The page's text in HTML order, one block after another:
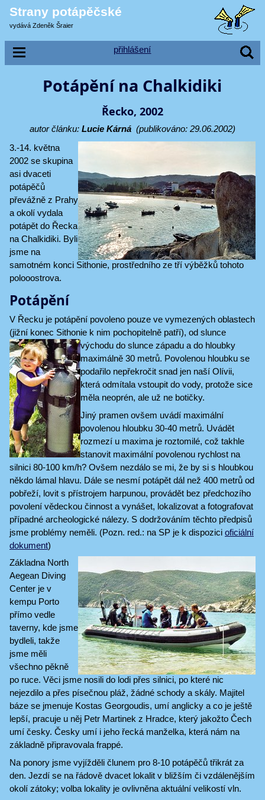
Strany potápěčské
vydává Zdeněk Šraier
přihlášení
Potápění na Chalkidiki
Řecko, 2002
autor článku: Lucie Kárná(publikováno: 29.06.2002)
3.-14. května
2002 se skupina
asi dvaceti
potápěčů
převážně z Prahy
a okolí vydala
potápět do Řecka
na Chalkidiki. Byli
jsme na
samotném konci Sithonie, prostředního ze tří výběžků tohoto
polooostrova.
Potápění
V Řecku je potápění povoleno pouze ve vymezených oblastech
(jižní konec Sithonie k nim pochopitelně patří), od slunce
východu do slunce západu a do hloubky
maximálně 30 metrů. Povolenou hloubku se
podařilo nepřekročit snad jen naší Olívii,
která odmítala vstoupit do vody, protože sice
měla neoprén, ale už ne botičky.
Jiný pramen ovšem uvádí maximální
povolenou hloubku 30-40 metrů. Uvádět
rozmezí u maxima je roztomilé, což takhle
stanovit maximální povolenou rychlost na
silnici 80-100 km/h? Ovšem nezdálo se mi, že by si s hloubkou
někdo lámal hlavu. Dále se nesmí potápět dál než 400 metrů od
pobřeží, lovit s přístrojem harpunou, provádět bez předchozího
povolení vědeckou činnost a vynášet, lokalizovat a fotografovat
případné archeologické nálezy. S dodržováním těchto předpisů
jsme problémy neměli. (Pozn. red.: na SP je k dispozici oficiální
dokument)
Základna North
Aegean Diving
Center je v
kempu Porto
přímo vedle
taverny, kde jsme
bydleli, takže
jsme měli
všechno pěkně
po ruce. Věci jsme nosili do lodi přes silnici, po které nic
nejezdilo a přes písečnou pláž, žádné schody a skály. Majitel
báze se jmenuje Kostas Georgoudis, umí anglicky a co je ještě
lepší, pracuje u něj Petr Martinek z Hradce, který jakožto Čech
umí česky. Česky umí i jeho řecká manželka, která nám na
základně připravovala frappé.
Na ponory jsme vyjížděli člunem pro 8-10 potápěčů třikrát za
den. Jezdí se na řádově dvacet lokalit v bližším či vzdálenějším
okolí zátoky; volba lokality je ovlivněna aktuální velikostí vln.